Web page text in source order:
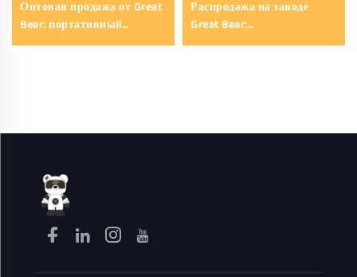
Оптовая продажа от Great
Bear: портативный
электрический котелок
покрытием и пароваркой
Распродажа на заводе
Great Bear:
индивидуальный
электрическая сковорода-